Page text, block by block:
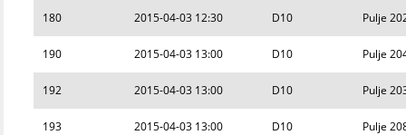
180 2015-04-03 12:30 D10 Pulje
190 2015-04-03 13:00 D10 Pulje
192 2015-04-03 13:00 D10 Pulje
193 2015-04-03 13:00 D10 Pulje